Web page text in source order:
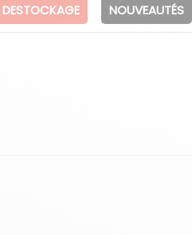
DESTOCKAGE NOUVEAUTÉS